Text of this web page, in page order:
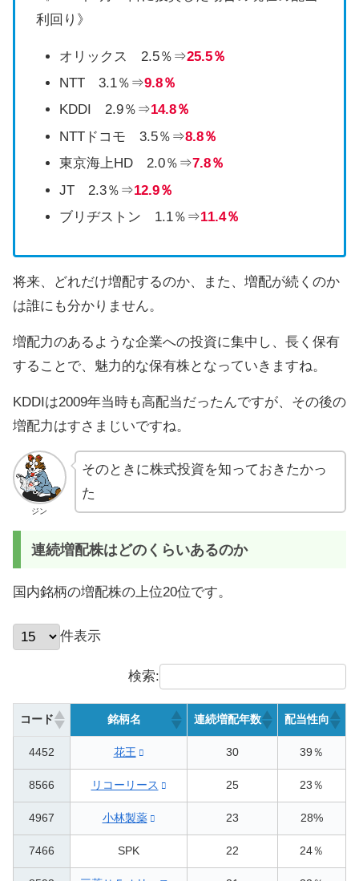
利回り》
オリックス 2.5％⇒25.5％
NTT 3.1％⇒9.8％
KDDI 2.9％⇒14.8％
NTTドコモ 3.5％⇒8.8％
東京海上HD 2.0％⇒7.8％
JT 2.3％⇒12.9％
ブリヂストン 1.1％⇒11.4％
将来、どれだけ増配するのか、また、増配が続くのか
は誰にも分かりません。
増配力のあるような企業への投資に集中し、長く保有
することで、魅力的な保有株となっていきますね。
KDDIは2009年当時も高配当だったんですが、その後の
増配力はすさまじいですね。
ジン
そのときに株式投資を知っておきたかっ
た
連続増配株はどのくらいあるのか
国内銘柄の増配株の上位20位です。
件表示
検索:
コード 銘柄名 連続増配年数 配当性向
4452 花王 30 39％
8566 リコーリース 25 23％
4967 小林製薬 23 28%
7466 SPK 22 24％